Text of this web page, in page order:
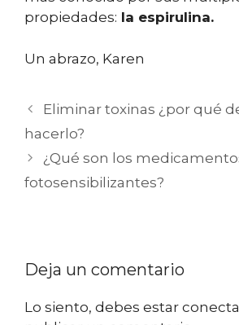
propiedades: la espirulina.
Un abrazo, Karen
Eliminar toxinas ¿por qué
hacerlo?
¿Qué son los
fotosensibilizantes?
Deja un comentario
Lo siento, debes estar